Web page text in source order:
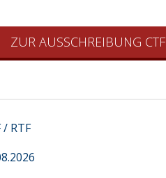
ZUR AUSSCHREIBUNG CTF
/ RTF